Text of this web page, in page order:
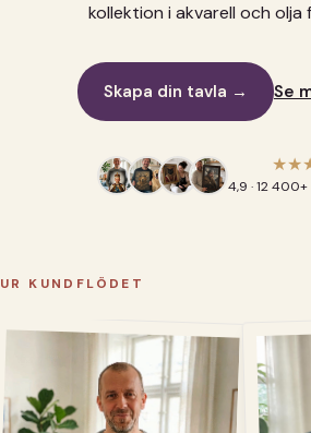
kollektion i akvarell och olja
Skapa din tavla → Se
4,9 · 12
UR KUNDFLÖDET